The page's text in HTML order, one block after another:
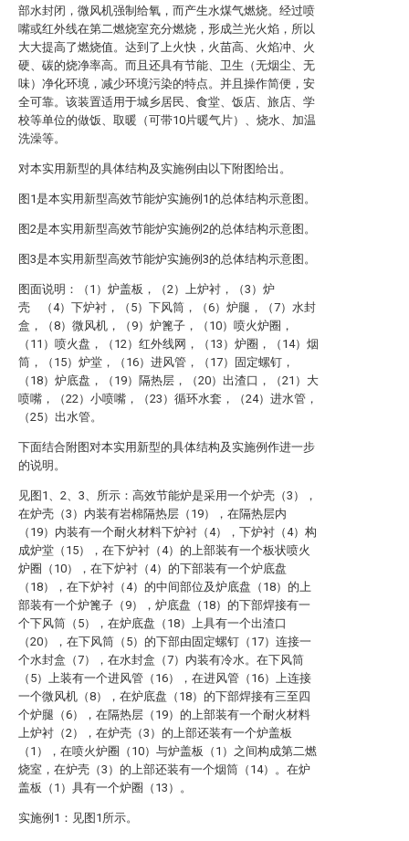
部水封闭，微风机强制给氧，而产生水煤气燃烧。经过喷
嘴或红外线在第二燃烧室充分燃烧，形成兰光火焰，所以
大大提高了燃烧值。达到了上火快，火苗高、火焰冲、火
硬、碳的烧净率高。而且还具有节能、卫生（无烟尘、无
味）净化环境，减少环境污染的特点。并且操作简便，安
全可靠。该装置适用于城乡居民、食堂、饭店、旅店、学
校等单位的做饭、取暖（可带10片暖气片）、烧水、加温
洗澡等。
对本实用新型的具体结构及实施例由以下附图给出。
图1是本实用新型高效节能炉实施例1的总体结构示意图。
图2是本实用新型高效节能炉实施例2的总体结构示意图。
图3是本实用新型高效节能炉实施例3的总体结构示意图。
图面说明：（1）炉盖板，（2）上炉衬，（3）炉
壳 （4）下炉衬，（5）下风筒，（6）炉腿，（7）水封
盒，（8）微风机，（9）炉篦子，（10）喷火炉圈，
（11）喷火盘，（12）红外线网，（13）炉圈，（14）烟
筒，（15）炉堂，（16）进风管，（17）固定螺钉，
（18）炉底盘，（19）隔热层，（20）出渣口，（21）大
喷嘴，（22）小喷嘴，（23）循环水套，（24）进水管，
（25）出水管。
下面结合附图对本实用新型的具体结构及实施例作进一步
的说明。
见图1、2、3、所示：高效节能炉是采用一个炉壳（3），
在炉壳（3）内装有岩棉隔热层（19），在隔热层内
（19）内装有一个耐火材料下炉衬（4），下炉衬（4）构
成炉堂（15），在下炉衬（4）的上部装有一个板状喷火
炉圈（10），在下炉衬（4）的下部装有一个炉底盘
（18），在下炉衬（4）的中间部位及炉底盘（18）的上
部装有一个炉篦子（9），炉底盘（18）的下部焊接有一
个下风筒（5），在炉底盘（18）上具有一个出渣口
（20），在下风筒（5）的下部由固定螺钉（17）连接一
个水封盒（7），在水封盒（7）内装有冷水。在下风筒
（5）上装有一个进风管（16），在进风管（16）上连接
一个微风机（8），在炉底盘（18）的下部焊接有三至四
个炉腿（6），在隔热层（19）的上部装有一个耐火材料
上炉衬（2），在炉壳（3）的上部还装有一个炉盖板
（1），在喷火炉圈（10）与炉盖板（1）之间构成第二燃
烧室，在炉壳（3）的上部还装有一个烟筒（14）。在炉
盖板（1）具有一个炉圈（13）。
实施例1：见图1所示。